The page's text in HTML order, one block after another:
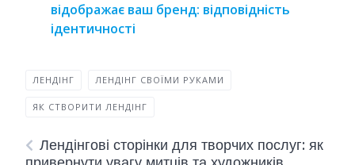
відображає ваш бренд: відповідність
ідентичності
ЛЕНДІНГ ЛЕНДІНГ СВОЇМИ РУКАМИ
ЯК СТВОРИТИ ЛЕНДІНГ
Лендінгові сторінки для творчих послуг: як